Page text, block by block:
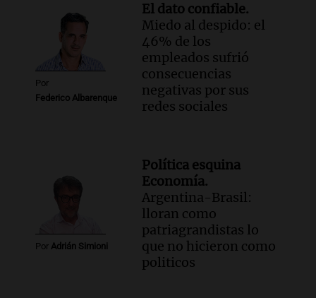
Por
Federico Albarenque
El dato confiable.
Miedo al despido: el
46% de los
empleados sufrió
consecuencias
negativas por sus
redes sociales
Por Adrián Simioni
Política esquina
Economía.
Argentina-Brasil:
lloran como
patriagrandistas lo
que no hicieron como
politicos